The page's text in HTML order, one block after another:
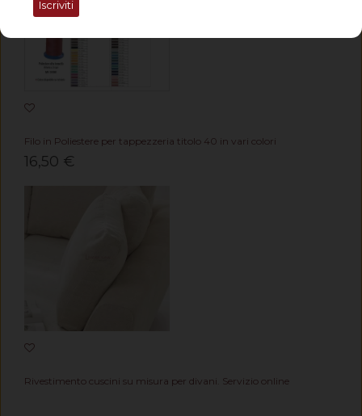
Filo in Poliestere per tappezzeria titolo 40 in vari colori
16,50 €
Rivestimento cuscini su misura per divani. Servizio online
Iscriviti